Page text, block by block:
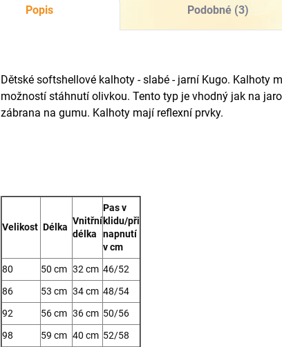
Popis Podobné (3)
Dětské softshellové kalhoty - slabé - jarní Kugo. Kalhoty
možností stáhnutí olivkou. Tento typ je vhodný jak na
zábrana na gumu. Kalhoty mají reflexní prvky.
Velikost Délka
Vnitřní
délka
Pas v
klidu/při
napnutí
v cm
80
50 cm 32 cm 46/52
86
53 cm 34 cm 48/54
92
56 cm 36 cm 50/56
98
59 cm 40 cm 52/58